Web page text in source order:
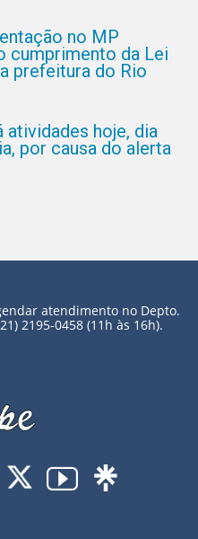
no MP
cumprimento da Lei
prefeitura do Rio
atividades hoje, dia
por causa do alerta
atendimento no Depto.
2195-0458 (11h às 16h).